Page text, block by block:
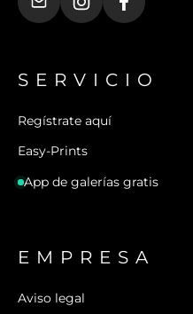
SERVICIO
Regístrate aquí
Easy-Prints
App de galerías gratis
EMPRESA
Aviso legal